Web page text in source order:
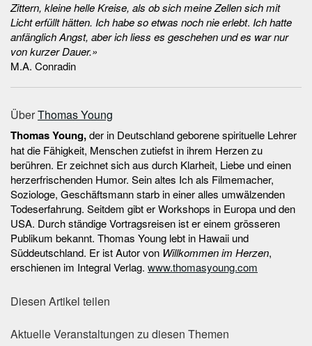
Zittern, kleine helle Kreise, als ob sich meine Zellen sich mit
Licht erfüllt hätten. Ich habe so etwas noch nie erlebt. Ich hatte
anfänglich Angst, aber ich liess es geschehen und es war nur
von kurzer Dauer.»
M.A. Conradin
ÜberThomas Young
Thomas Young,der in Deutschland geborene spirituelle Lehrer
hat die Fähigkeit, Menschen zutiefst in ihrem Herzen zu
berühren. Er zeichnet sich aus durch Klarheit, Liebe und einen
herzerfrischenden Humor. Sein altes Ich als Filmemacher,
Soziologe, Geschäftsmann starb in einer alles umwälzenden
Todeserfahrung. Seitdem gibt er Workshops in Europa und den
USA. Durch ständige Vortragsreisen ist er einem grösseren
Publikum bekannt. Thomas Young lebt in Hawaii und
Süddeutschland. Er ist Autor von Willkommen im Herzen,
erschienen im Integral Verlag. www.thomasyoung.com
Diesen Artikel teilen
Aktuelle Veranstaltungen zu diesen Themen